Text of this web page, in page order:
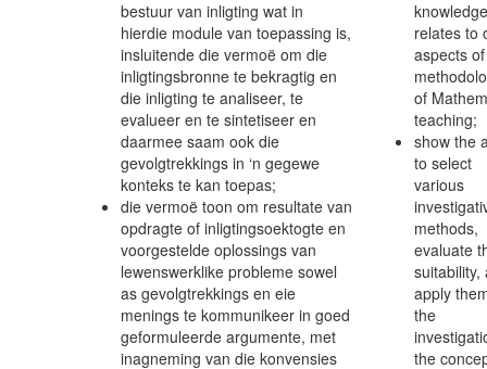
bestuur van inligting wat in
hierdie module van toepassing is,
insluitende die vermoë om die
inligtingsbronne te bekragtig en
die inligting te analiseer, te
evalueer en te sintetiseer en
daarmee saam ook die
gevolgtrekkings in ‘n gegewe
konteks te kan toepas;
die vermoë toon om resultate van
opdragte of inligtingsoektogte en
voorgestelde oplossings van
lewenswerklike probleme sowel
as gevolgtrekkings en eie
menings te kommunikeer in goed
geformuleerde argumente, met
inagneming van die konvensies
knowledge
relates to
aspects
of
teaching;
show the
to select
various
methods,
evaluate
suitability,
apply
the
the